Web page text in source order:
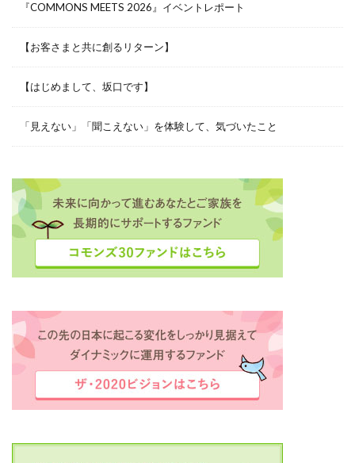
『COMMONS MEETS 2026』イベントレポート
【お客さまと共に創るリターン】
【はじめまして、坂口です】
「見えない」「聞こえない」を体験して、気づいたこと